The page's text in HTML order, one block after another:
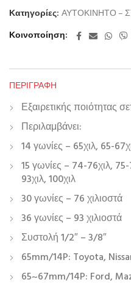
Κατηγορίες: ΑΥΤΟΚΙΝΗΤΟ –
Κοινοποίηση
ΠΕΡΙΓΡΑΦΉ
Εξαιρετικής ποιότητας
Περιλαμβάνει:
14 γωνίες – 65χιλ, 65-
15 γωνίες – 74-76χιλ,
93χιλ, 100χιλ
30 γωνίες – 76 χιλιοστά
36 γωνίες – 93 χιλιοστά
Συστολή 1/2″ – 3/8″
65mm/14P: Toyota,
65~67mm/14P: Ford,